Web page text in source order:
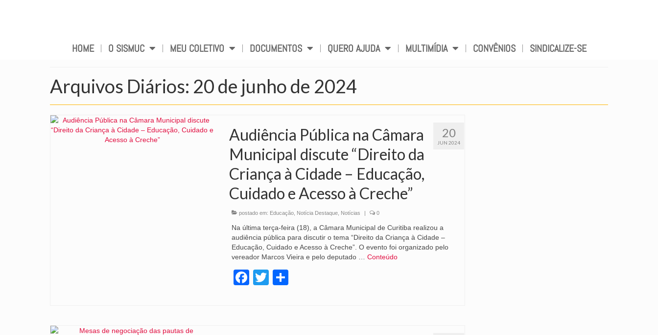
HOME O SISMUC MEU COLETIVO DOCUMENTOS QUERO AJUDA MULTIMÍDIA CONVÊNIOS SINDICALIZE-SE
Arquivos Diários: 20 de junho de 2024
20
JUN 2024
Audiência Pública na Câmara
Municipal discute “Direito da
Criança à Cidade – Educação,
Cuidado e Acesso à Creche”
postado em: Educação, Notícia Destaque, Notícias | 0
Na última terça-feira (18), a Câmara Municipal de Curitiba realizou a
audiência pública para discutir o tema “Direito da Criança à Cidade –
Educação, Cuidado e Acesso à Creche”. O evento foi organizado pelo
vereador Marcos Vieira e pelo deputado … Conteúdo
Facebook
Twitter